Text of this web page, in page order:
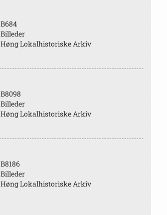
B684
Billeder
Høng Lokalhistoriske Arkiv
B8098
Billeder
Høng Lokalhistoriske Arkiv
B8186
Billeder
Høng Lokalhistoriske Arkiv